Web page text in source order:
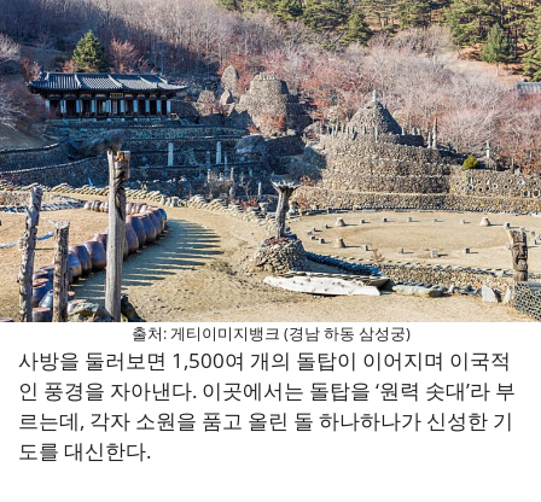
출처: 게티이미지뱅크 (경남 하동 삼성궁)
사방을 둘러보면 1,500여 개의 돌탑이 이어지며 이국적
인 풍경을 자아낸다. 이곳에서는 돌탑을 ‘원력 솟대’라 부
르는데, 각자 소원을 품고 올린 돌 하나하나가 신성한 기
도를 대신한다.